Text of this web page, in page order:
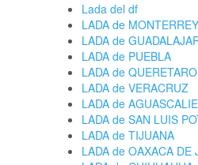
Lada del df
LADA de MONTERREY
LADA de
LADA de PUEBLA
LADA de QUERETARO
LADA de VERACRUZ
LADA de
LADA de SAN LUIS
LADA de TIJUANA
LADA de OAXACA DE